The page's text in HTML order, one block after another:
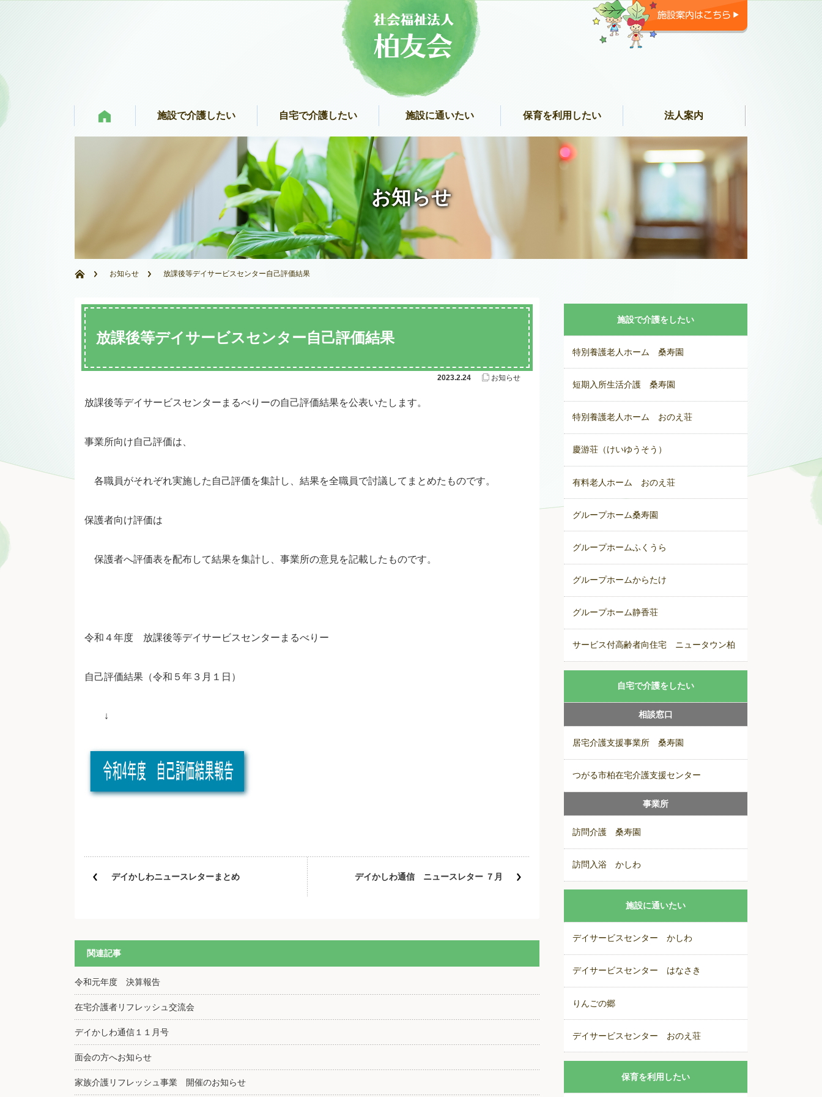
施設で介護したい 自宅で介護したい 施設に通いたい 保育を利用したい 法人案内
お知らせ
お知らせ 放課後等デイサービスセンター自己評価結果
放課後等デイサービスセンター自己評価結果
2023.2.24 お知らせ
放課後等デイサービスセンターまるべりーの自己評価結果を公表いたします。
事業所向け自己評価は、
各職員がそれぞれ実施した自己評価を集計し、結果を全職員で討議してまとめたものです。
保護者向け評価は
保護者へ評価表を配布して結果を集計し、事業所の意見を記載したものです。
令和４年度 放課後等デイサービスセンターまるべりー
自己評価結果（令和５年３月１日）
↓
デイかしわニュースレターまとめ デイかしわ通信 ニュースレター ７月
関連記事
令和元年度 決算報告
在宅介護者リフレッシュ交流会
デイかしわ通信１１月号
面会の方へお知らせ
家族介護リフレッシュ事業 開催のお知らせ
施設で介護をしたい
特別養護老人ホーム 桑寿園
短期入所生活介護 桑寿園
特別養護老人ホーム おのえ荘
慶游荘（けいゆうそう）
有料老人ホーム おのえ荘
グループホーム桑寿園
グループホームふくうら
グループホームからたけ
グループホーム静香荘
サービス付高齢者向住宅 ニュータウン柏
自宅で介護をしたい
相談窓口
居宅介護支援事業所 桑寿園
つがる市柏在宅介護支援センター
事業所
訪問介護 桑寿園
訪問入浴 かしわ
施設に通いたい
デイサービスセンター かしわ
デイサービスセンター はなさき
りんごの郷
デイサービスセンター おのえ荘
保育を利用したい